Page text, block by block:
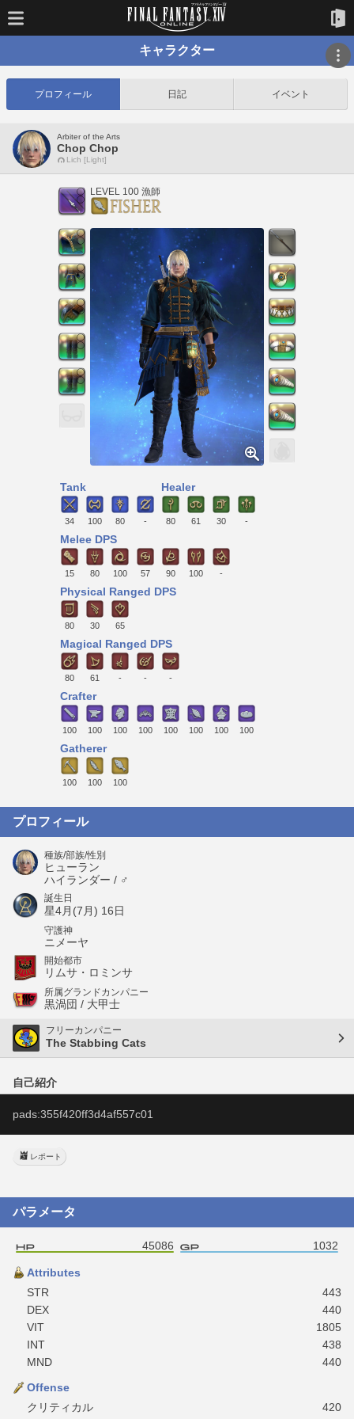
キャラクター
プロフィール 日記 イベント
Arbiter of the Arts
Chop Chop
Lich [Light]
LEVEL 100 漁師
Tank
34 100 80 -
Healer
80 61 30 -
Melee DPS
15 80 100 57 90 100 -
Physical Ranged DPS
80 30 65
Magical Ranged DPS
80 61 - - -
Crafter
100 100 100 100 100 100 100 100
Gatherer
100 100 100
プロフィール
種族/部族/性別
ヒューラン
ハイランダー / ♂
誕生日
星4月(7月) 16日
守護神
ニメーヤ
開始都市
リムサ・ロミンサ
所属グランドカンパニー
黒渦団 / 大甲士
フリーカンパニー
The Stabbing Cats
自己紹介
pads:355f420ff3d4af557c01
レポート
パラメータ
45086 1032
Attributes
STR
443
DEX
440
VIT
1805
INT
438
MND
440
Offense
クリティカル
420